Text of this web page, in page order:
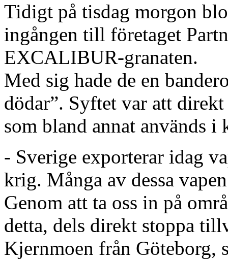
Tidigt på tisdag morgon
ingången till företaget
EXCALIBUR-granaten.
Med sig hade de en
dödar”. Syftet var att
som bland annat används
- Sverige exporterar idag
krig. Många av dessa
Genom att ta oss in på
detta, dels direkt stoppa
Kjernmoen från Göteborg,